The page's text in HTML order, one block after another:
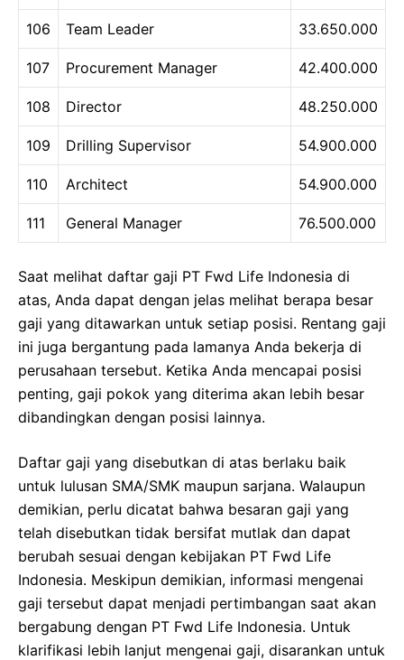
106 Team Leader 33.650.000
107 Procurement Manager 42.400.000
108 Director 48.250.000
109 Drilling Supervisor 54.900.000
110 Architect 54.900.000
111 General Manager 76.500.000
Saat melihat daftar gaji PT Fwd Life Indonesia di
atas, Anda dapat dengan jelas melihat berapa besar
gaji yang ditawarkan untuk setiap posisi. Rentang gaji
ini juga bergantung pada lamanya Anda bekerja di
perusahaan tersebut. Ketika Anda mencapai posisi
penting, gaji pokok yang diterima akan lebih besar
dibandingkan dengan posisi lainnya.
Daftar gaji yang disebutkan di atas berlaku baik
untuk lulusan SMA/SMK maupun sarjana. Walaupun
demikian, perlu dicatat bahwa besaran gaji yang
telah disebutkan tidak bersifat mutlak dan dapat
berubah sesuai dengan kebijakan PT Fwd Life
Indonesia. Meskipun demikian, informasi mengenai
gaji tersebut dapat menjadi pertimbangan saat akan
bergabung dengan PT Fwd Life Indonesia. Untuk
klarifikasi lebih lanjut mengenai gaji, disarankan untuk